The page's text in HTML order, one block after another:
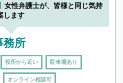
女性弁護士が、皆様と同じ気持
します
務所
役所から近い 駐車場あり
オンライン相談可